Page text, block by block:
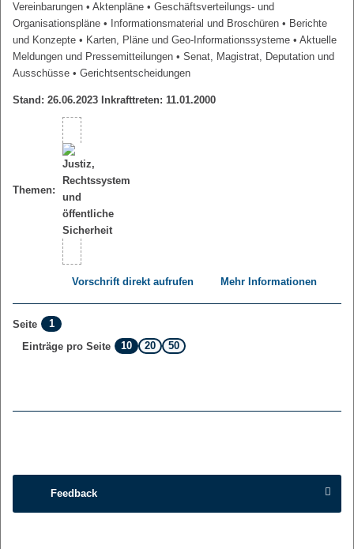
Vereinbarungen • Aktenpläne • Geschäftsverteilungs- und
Organisationspläne • Informationsmaterial und Broschüren • Berichte
und Konzepte • Karten, Pläne und Geo-Informationssysteme • Aktuelle
Meldungen und Pressemitteilungen • Senat, Magistrat, Deputation und
Ausschüsse • Gerichtsentscheidungen
Stand: 26.06.2023 Inkrafttreten: 11.01.2000
Themen:
Vorschrift direkt aufrufen Mehr Informationen
Seite
1
Einträge pro Seite
10 20 50
Feedback